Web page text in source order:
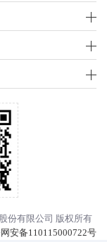
份有限公司 版权所有
安备110115000722号